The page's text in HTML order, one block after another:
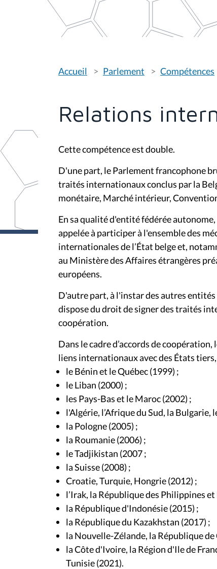
o
t
s
i
Accueil Parlement Compétences
Relations
Cette compétence est double.
D'une part, le Parlement francophone
traités internationaux conclus par la
monétaire, Marché intérieur,
En sa qualité d'entité fédérée
appelée à participer à l'ensemble des
internationales de l’État belge et,
au Ministère des Affaires étrangères
européens.
D'autre part, à l'instar des autres
dispose du droit de signer des traités
coopération.
Dans le cadre d’accords de
liens internationaux avec des États tiers,
le Bénin et le Québec (1999) ;
le Liban (2000) ;
les Pays-Bas et le Maroc (2002) ;
l'Algérie, l’Afrique du Sud, la Bulgarie,
la Pologne (2005) ;
la Roumanie (2006) ;
le Tadjikistan (2007 ;
la Suisse (2008) ;
Croatie, Turquie, Hongrie (2012) ;
l’Irak, la République des Philippines
la République d'Indonésie (2015) ;
la République du Kazakhstan (2017) ;
la Nouvelle-Zélande, la République
la Côte d'Ivoire, la Région d'Ile de
Tunisie (2021).